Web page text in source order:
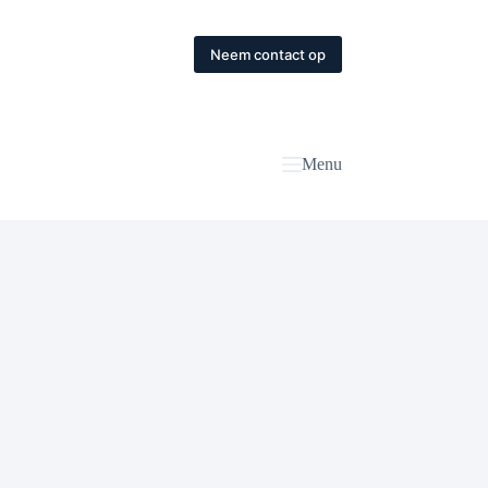
Neem contact op
Menu